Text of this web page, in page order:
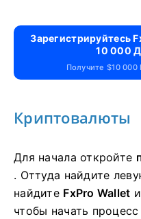
Поздравляем, ваш
обрабатываться.
Зарегистрируйтесь
Получите $10 000
Криптовалюты